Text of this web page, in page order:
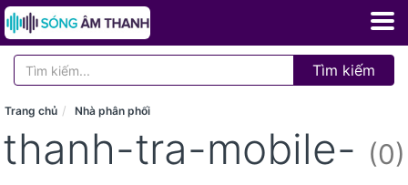
Tìm kiếm
Trang chủ Nhà phân phối
thanh-tra-mobile- (0)